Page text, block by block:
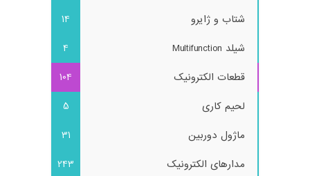
شتاب و ژایرو
14
شیلد Multifunction
4
قطعات الکترونیک
104
لحیم کاری
5
ماژول دوربین
31
مدارهای الکترونیک
243